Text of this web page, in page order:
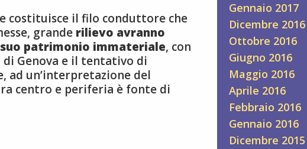
costituisce il filo conduttore che
grande rilievo avranno
patrimonio immateriale, con
Genova e il tentativo di
un’interpretazione del
centro e periferia è fonte di
Gennaio 2017
Dicembre 2016
Ottobre 2016
Giugno 2016
Maggio 2016
Aprile 2016
Febbraio 2016
Gennaio 2016
Dicembre 2015